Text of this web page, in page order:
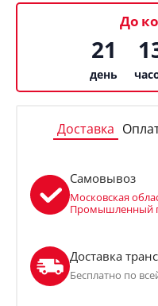
До
21
день
Доставка
Самовывоз
Московская
Промышленный
Доставка
Бесплатно по